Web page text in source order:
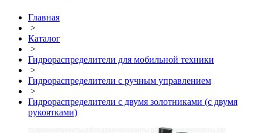
Главная
>
Каталог
>
Гидрораспределители для мобильной техники
>
Гидрораспределители с ручным управлением
>
Гидрораспределители с двумя золотниками (с двумя
рукоятками)